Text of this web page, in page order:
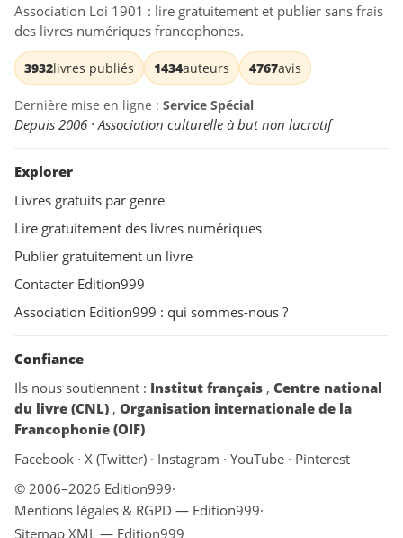
Association Loi 1901 : lire gratuitement et publier sans frais
des livres numériques francophones.
3932livres publiés 1434auteurs 4767avis
Dernière mise en ligne : Service Spécial
Depuis 2006 · Association culturelle à but non lucratif
Explorer
Livres gratuits par genre
Lire gratuitement des livres numériques
Publier gratuitement un livre
Contacter Edition999
Association Edition999 : qui sommes-nous ?
Confiance
Ils nous soutiennent : Institut français , Centre national
du livre (CNL) , Organisation internationale de la
Francophonie (OIF)
Facebook · X (Twitter) · Instagram · YouTube · Pinterest
© 2006–2026 Edition999·
Mentions légales & RGPD — Edition999·
Sitemap XML — Edition999